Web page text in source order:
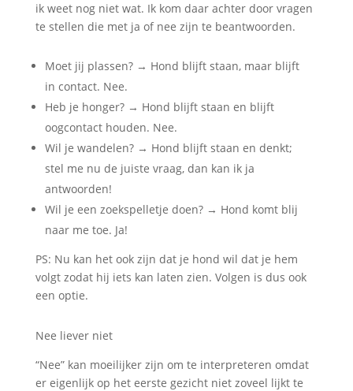
ik weet nog niet wat. Ik kom daar achter door vragen
te stellen die met ja of nee zijn te beantwoorden.
Moet jij plassen? → Hond blijft staan, maar blijft
in contact. Nee.
Heb je honger? → Hond blijft staan en blijft
oogcontact houden. Nee.
Wil je wandelen? → Hond blijft staan en denkt;
stel me nu de juiste vraag, dan kan ik ja
antwoorden!
Wil je een zoekspelletje doen? → Hond komt blij
naar me toe. Ja!
PS: Nu kan het ook zijn dat je hond wil dat je hem
volgt zodat hij iets kan laten zien. Volgen is dus ook
een optie.
Nee liever niet
“Nee” kan moeilijker zijn om te interpreteren omdat
er eigenlijk op het eerste gezicht niet zoveel lijkt te